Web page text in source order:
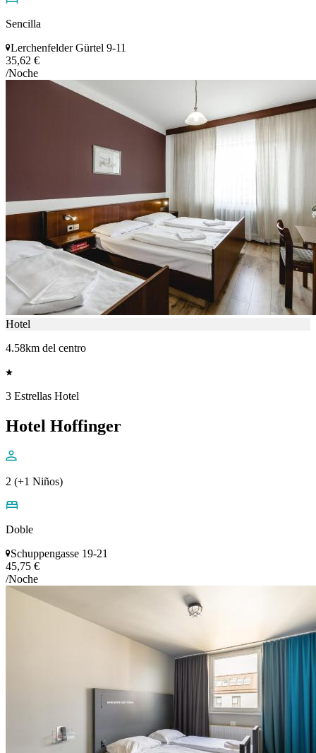
Sencilla
Lerchenfelder Gürtel 9-11
35,62 €
/Noche
Hotel
4.58km del centro
3 Estrellas Hotel
Hotel Hoffinger
2 (+1 Niños)
Doble
Schuppengasse 19-21
45,75 €
/Noche